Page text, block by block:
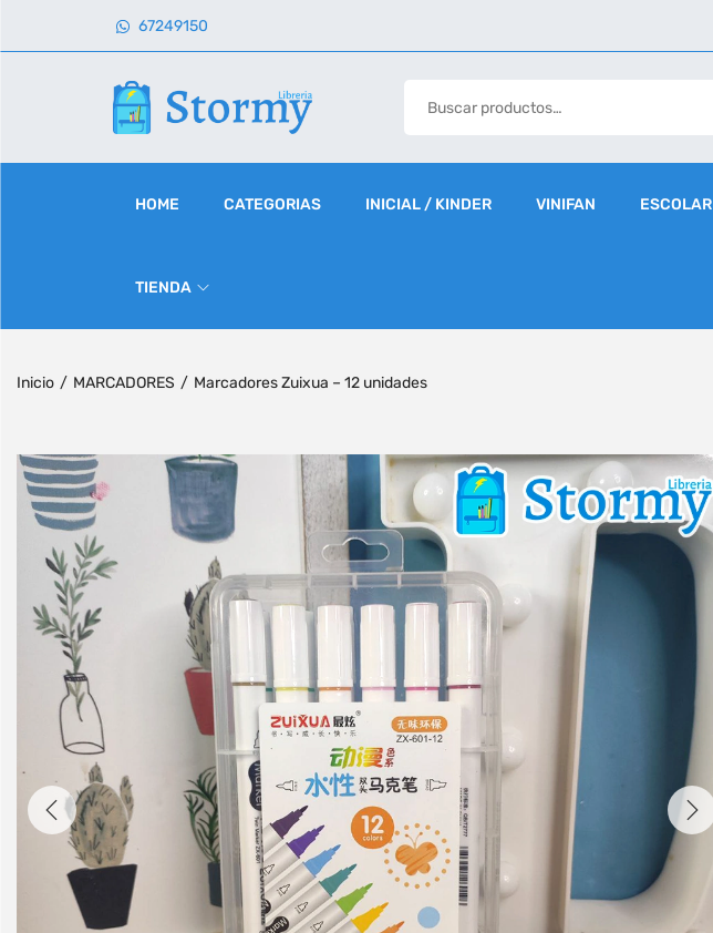
67249150
HOME CATEGORIAS INICIAL / KINDER VINIFAN ESCOLAR
TIENDA
Inicio / MARCADORES / Marcadores Zuixua – 12 unidades